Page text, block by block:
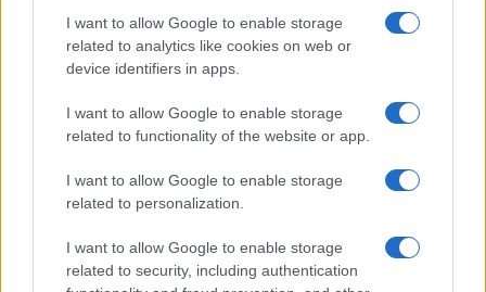
I want to allow Google to enable storage
related to analytics like cookies on web or
device identifiers in apps.
I want to allow Google to enable storage
related to functionality of the website or app.
I want to allow Google to enable storage
related to personalization.
I want to allow Google to enable storage
related to security, including authentication